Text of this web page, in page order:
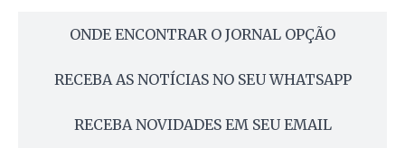
ONDE ENCONTRAR O JORNAL OPÇÃO
RECEBA AS NOTÍCIAS NO SEU WHATSAPP
RECEBA NOVIDADES EM SEU EMAIL